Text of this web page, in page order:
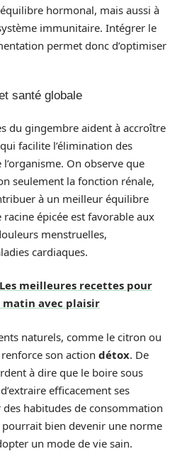
hormonal, mais aussi à
immunitaire. Intégrer le
permet donc d’optimiser
santé globale
du gingembre aident à accroître
facilite l’élimination des
On observe que
seulement la fonction rénale,
à un meilleur équilibre
épicée est favorable aux
menstruelles,
cardiaques.
Les meilleures recettes pour
avec plaisir
naturels, comme le citron ou
son action détox. De
à dire que le boire sous
efficacement ses
habitudes de consommation
bien devenir une norme
un mode de vie sain.